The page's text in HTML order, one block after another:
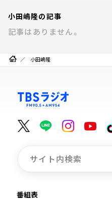
会社情報
小田嶋隆の記事
記事はありません。
小田嶋隆
番組表